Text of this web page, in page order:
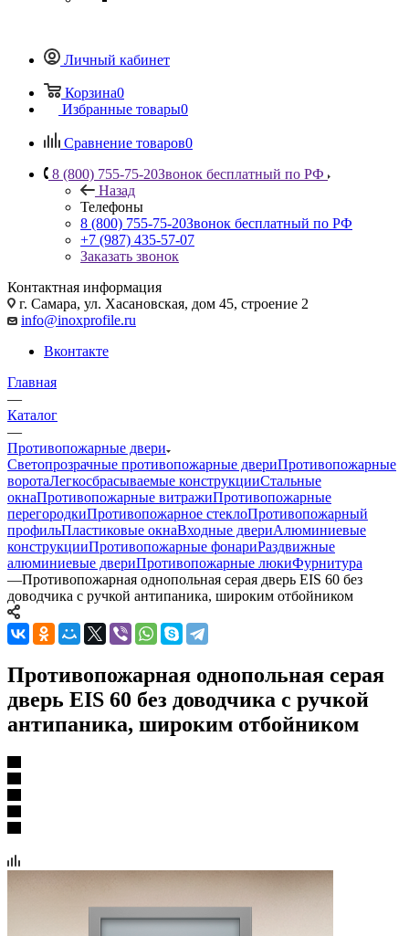
Личный кабинет
Корзина0
Избранные товары0
Сравнение товаров0
8 (800) 755-75-20Звонок бесплатный по РФ
Назад
Телефоны
8 (800) 755-75-20Звонок бесплатный по РФ
+7 (987) 435-57-07
Заказать звонок
Контактная информация
г. Самара, ул. Хасановская, дом 45, строение 2
info@inoxprofile.ru
Вконтакте
Главная
—
Каталог
—
Противопожарные двери
Светопрозрачные противопожарные двериПротивопожарные
воротаЛегкосбрасываемые конструкцииСтальные
окнаПротивопожарные витражиПротивопожарные
перегородкиПротивопожарное стеклоПротивопожарный
профильПластиковые окнаВходные двериАлюминиевые
конструкцииПротивопожарные фонариРаздвижные
алюминиевые двериПротивопожарные люкиФурнитура
—Противопожарная однопольная серая дверь EIS 60 без
доводчика с ручкой антипаника, широким отбойником
Противопожарная однопольная серая
дверь EIS 60 без доводчика с ручкой
антипаника, широким отбойником